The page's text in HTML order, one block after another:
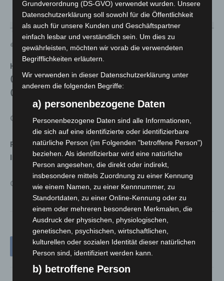
© land niedersachsen
Hier die Lesefassung der Corona-Verordnung
(Niedersachsen) mit den Änderungen ab dem 8. März
(gültig bis zum 28. März 2021):
Corona-Verordnung_ab_08-03-2021
Regelungen in Hochinzidenzkommunen über einer
Inzidenz von 100 (§ 18a CoronaVO):
CoronaVO§18aAbs.3Hochinzidenzkommunen
Grundverordnung (DS-GVO) verwendet wurden. Unsere
Datenschutzerklärung soll sowohl für die Öffentlichkeit
als auch für unsere Kunden und Geschäftspartner
einfach lesbar und verständlich sein. Um dies zu
gewährleisten, möchten wir vorab die verwendeten
Begrifflichkeiten erläutern.
Wir verwenden in dieser Datenschutzerklärung unter
anderem die folgenden Begriffe:
a) personenbezogene Daten
Personenbezogene Daten sind alle Informationen,
die sich auf eine identifizierte oder identifizierbare
natürliche Person (im Folgenden "betroffene Person")
beziehen. Als identifizierbar wird eine natürliche
Person angesehen, die direkt oder indirekt,
insbesondere mittels Zuordnung zu einer Kennung
wie einem Namen, zu einer Kennnummer, zu
Standortdaten, zu einer Online-Kennung oder zu
einem oder mehreren besonderen Merkmalen, die
Ausdruck der physischen, physiologischen,
genetischen, psychischen, wirtschaftlichen,
kulturellen oder sozialen Identität dieser natürlichen
Person sind, identifiziert werden kann.
b) betroffene Person